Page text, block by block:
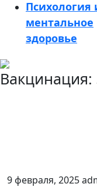
Психология
ментальное
здоровье
Кнопка
Закрыть
9 февраля, 2025